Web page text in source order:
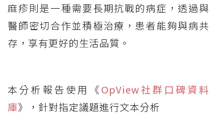
麻疹則是一種需要長期抗戰的病症，透過與
醫師密切合作並積極治療，患者能夠與病共
存，享有更好的生活品質。
本分析報告使用《 OpView社群口碑資料
庫》，針對指定議題進行文本分析